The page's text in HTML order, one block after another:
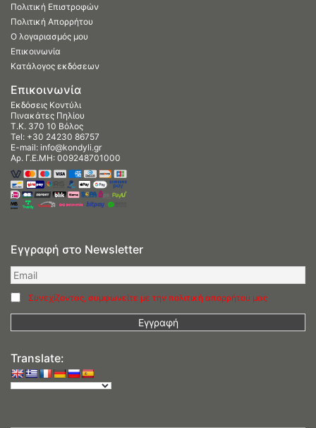
Πολιτική Επιστροφών
Πολιτική Απορρήτου
Ο λογαριασμός μου
Επικοινωνία
Κατάλογος εκδόσεων
Επικοινωνία
Εκδόσεις Κοντύλι
Πινακάτες Πηλίου
Τ.Κ. 370 10 Βόλος
Tel: +30 24230 86757
E-mail: info@kondyli.gr
Αρ. Γ.Ε.ΜΗ: 009248701000
Εγγραφή στο Newsletter
Συνεχίζοντας, συμφωνείτε με την πολιτική απορρήτου μας
Translate: